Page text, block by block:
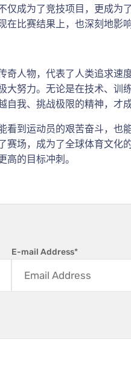
仅成为了竞技项目，更成为
在比赛结果上，也深刻地影
奇人物，代表了人类追求速
大努力。无论是在技术、训
自我、挑战极限的精神，才
看到运动员的艰苦奋斗，也
赛场，成为了全球体育文化
高的目标冲刺。
E-mail Address*